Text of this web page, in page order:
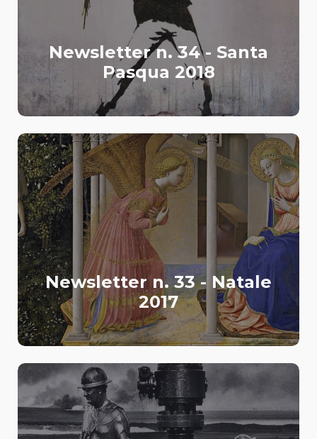
Newsletter n. 34 - Santa
Pasqua 2018
Newsletter n. 33 - Natale
2017